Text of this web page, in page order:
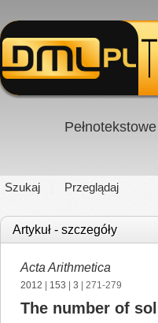
Szukaj Przeglądaj
Artykuł - szczegóły
Acta Arithmetica
2012 153 3 | 271-279
The number of